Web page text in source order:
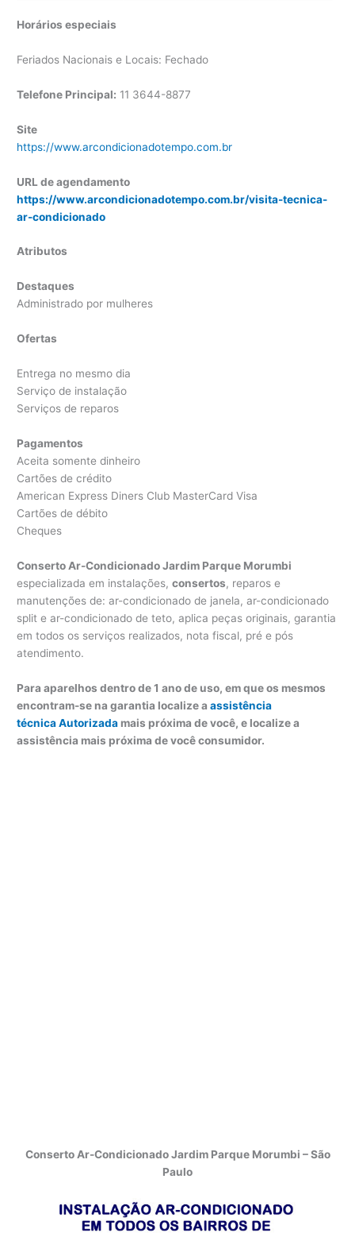
Horários especiais
Feriados Nacionais e Locais: Fechado
Telefone Principal: 11 3644-8877
Site
https://www.arcondicionadotempo.com.br
URL de agendamento
https://www.arcondicionadotempo.com.br/visita-tecnica-
ar-condicionado
Atributos
Destaques
Administrado por mulheres
Ofertas
Entrega no mesmo dia
Serviço de instalação
Serviços de reparos
Pagamentos
Aceita somente dinheiro
Cartões de crédito
American Express Diners Club MasterCard Visa
Cartões de débito
Cheques
Conserto Ar-Condicionado Jardim Parque Morumbi
especializada em instalações,consertos, reparos e
manutenções de: ar-condicionado de janela, ar-condicionado
split e ar-condicionado de teto, aplica peças originais, garantia
em todos os serviços realizados, nota fiscal, pré e pós
atendimento.
Para aparelhos dentro de 1 ano de uso, em que os mesmos
encontram-se na garantia localize aassistência
técnica Autorizada mais próxima de você, e localize a
assistência mais próxima de você consumidor.
Conserto Ar-Condicionado Jardim Parque Morumbi – São
Paulo